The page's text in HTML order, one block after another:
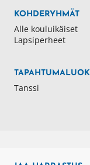
KOHDERYHMÄT
Alle kouluikäiset
Lapsiperheet
Tanssi